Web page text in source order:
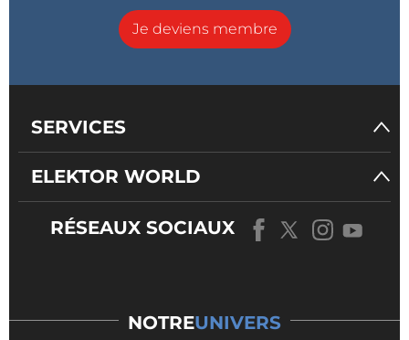
Je deviens membre
SERVICES
ELEKTOR WORLD
RÉSEAUX SOCIAUX
NOTREUNIVERS